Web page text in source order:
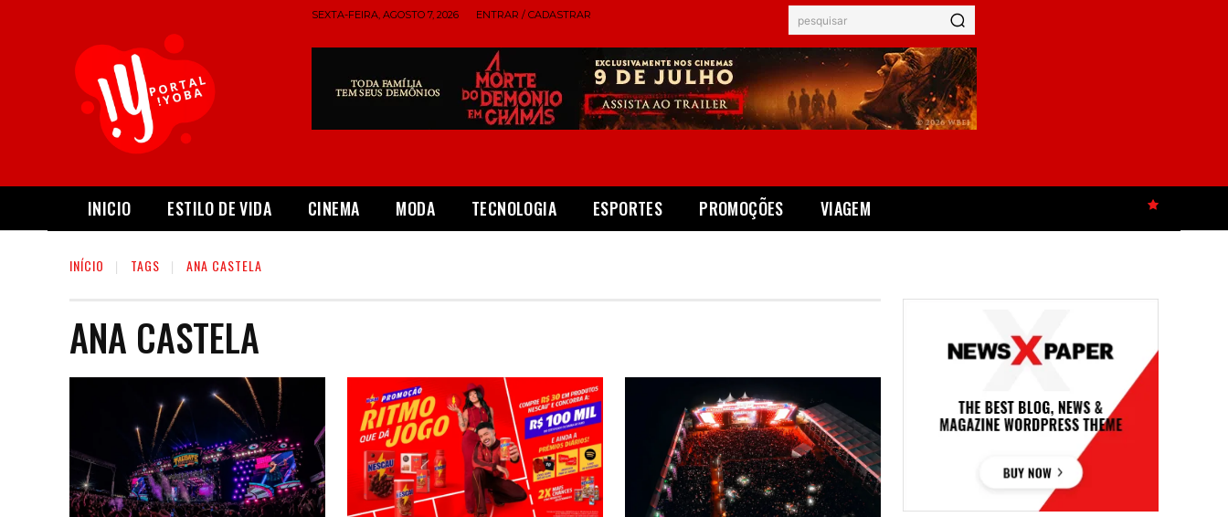
SEXTA-FEIRA, AGOSTO 7, 2026 ENTRAR / CADASTRAR pesquisar
INICIO ESTILO DE VIDA CINEMA MODA TECNOLOGIA ESPORTES PROMOÇÕES VIAGEM
INÍCIO TAGS ANA CASTELA
ANA CASTELA